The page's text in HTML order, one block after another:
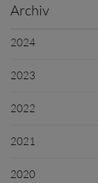
Archiv
2024
2023
2022
2021
2020